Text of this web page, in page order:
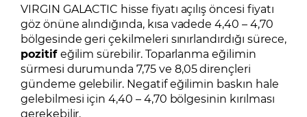
VIRGIN GALACTIC hisse fiyatı açılış öncesi fiyatı
göz önüne alındığında, kısa vadede 4,40 – 4,70
bölgesinde geri çekilmeleri sınırlandırdığı sürece,
pozitifeğilim sürebilir. Toparlanma eğilimin
sürmesi durumunda 7,75 ve 8,05 dirençleri
gündeme gelebilir. Negatif eğilimin baskın hale
gelebilmesi için 4,40 – 4,70 bölgesinin kırılması
gerekebilir.